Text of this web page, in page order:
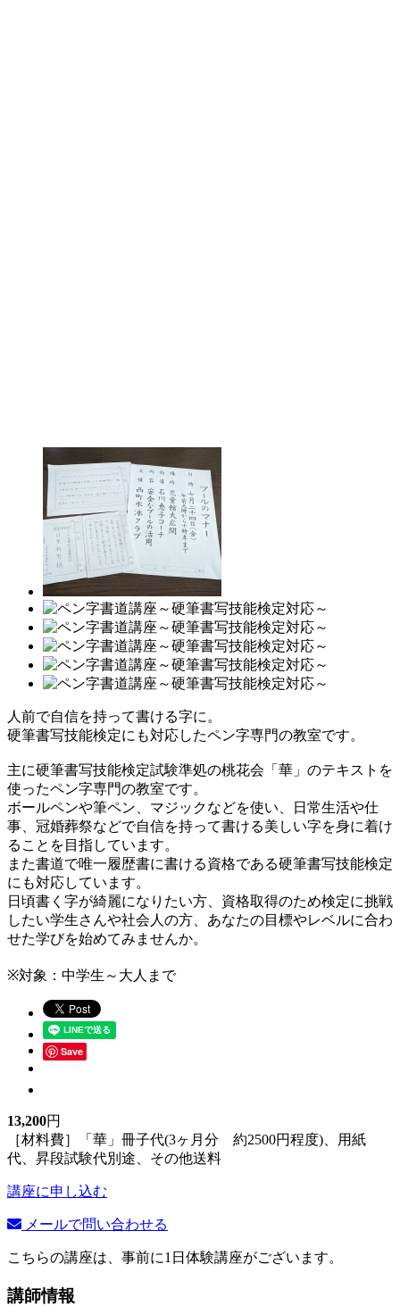
人前で自信を持って書ける字に。
硬筆書写技能検定にも対応したペン字専門の教室です。
主に硬筆書写技能検定試験準処の桃花会「華」のテキストを
使ったペン字専門の教室です。
ボールペンや筆ペン、マジックなどを使い、日常生活や仕
事、冠婚葬祭などで自信を持って書ける美しい字を身に着け
ることを目指しています。
また書道で唯一履歴書に書ける資格である硬筆書写技能検定
にも対応しています。
日頃書く字が綺麗になりたい方、資格取得のため検定に挑戦
したい学生さんや社会人の方、あなたの目標やレベルに合わ
せた学びを始めてみませんか。
※対象：中学生～大人まで
Save
13,200円
［材料費］「華」冊子代(3ヶ月分 約2500円程度)、用紙
代、昇段試験代別途、その他送料
講座に申し込む
メールで問い合わせる
こちらの講座は、事前に1日体験講座がございます。
講師情報